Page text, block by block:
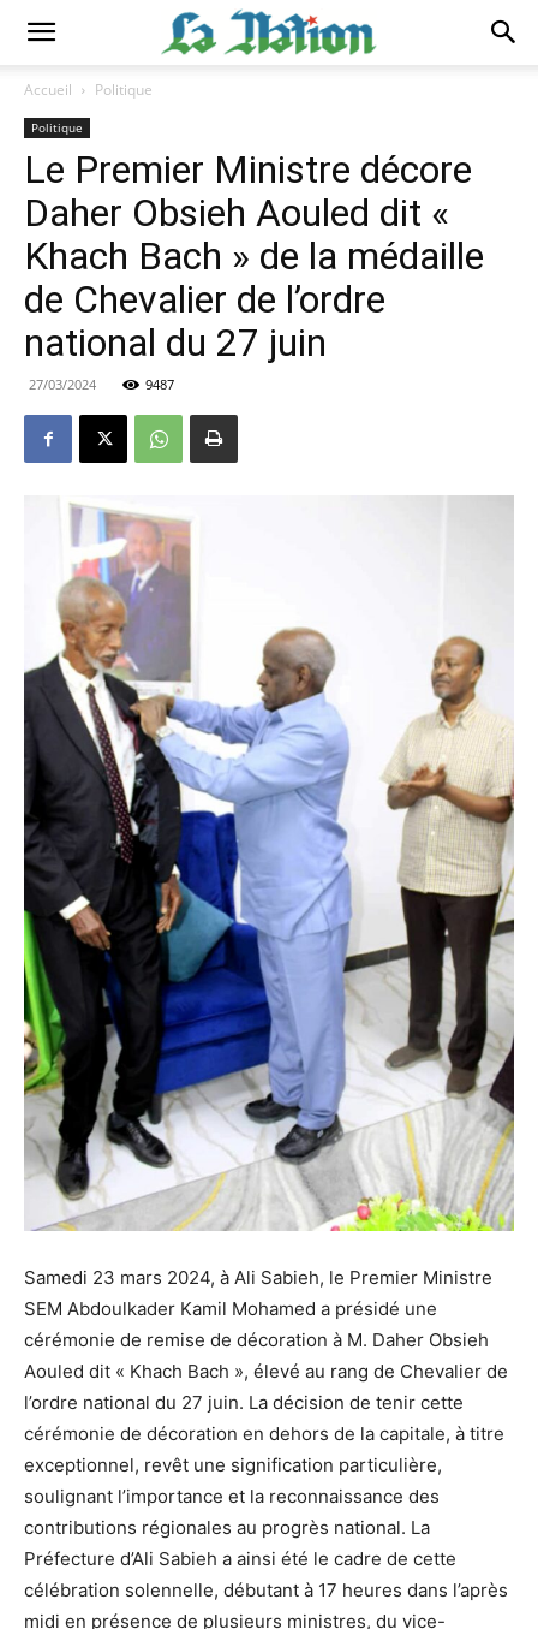
Accueil Politique
Politique
Le Premier Ministre décore
Daher Obsieh Aouled dit «
Khach Bach » de la médaille
de Chevalier de l’ordre
national du 27 juin
27/03/2024 9487
Samedi 23 mars 2024, à Ali Sabieh, le Premier Ministre
SEM Abdoulkader Kamil Mohamed a présidé une
cérémonie de remise de décoration à M. Daher Obsieh
Aouled dit « Khach Bach », élevé au rang de Chevalier de
l’ordre national du 27 juin. La décision de tenir cette
cérémonie de décoration en dehors de la capitale, à titre
exceptionnel, revêt une signification particulière,
soulignant l’importance et la reconnaissance des
contributions régionales au progrès national. La
Préfecture d’Ali Sabieh a ainsi été le cadre de cette
célébration solennelle, débutant à 17 heures dans l’après
midi en présence de plusieurs ministres, du vice-